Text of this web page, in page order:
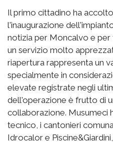
Il primo cittadino ha
l'inaugurazione
notizia per Moncalvo e
un servizio molto
riapertura rappresenta un
specialmente in
elevate registrate negli
dell'operazione è frutto di
collaborazione. Musumeci
tecnico, i cantonieri
Idrocalor e